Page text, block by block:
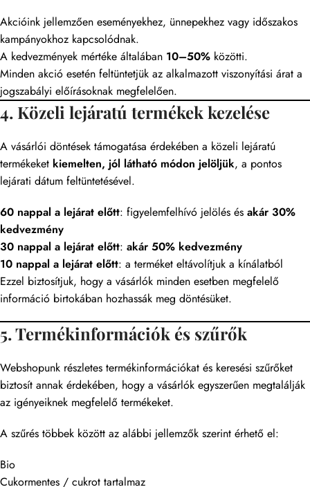
Akcióink jellemzően eseményekhez, ünnepekhez vagy időszakos
kampányokhoz kapcsolódnak.
A kedvezmények mértéke általában 10–50% közötti.
Minden akció esetén feltüntetjük az alkalmazott viszonyítási árat a
jogszabályi előírásoknak megfelelően.
4. Közeli lejáratú termékek kezelése
A vásárlói döntések támogatása érdekében a közeli lejáratú
termékeket kiemelten, jól látható módon jelöljük, a pontos
lejárati dátum feltüntetésével.
60 nappal a lejárat előtt: figyelemfelhívó jelölés és akár 30%
kedvezmény
30 nappal a lejárat előtt: akár 50% kedvezmény
10 nappal a lejárat előtt: a terméket eltávolítjuk a kínálatból
Ezzel biztosítjuk, hogy a vásárlók minden esetben megfelelő
információ birtokában hozhassák meg döntésüket.
5. Termékinformációk és szűrők
Webshopunk részletes termékinformációkat és keresési szűrőket
biztosít annak érdekében, hogy a vásárlók egyszerűen megtalálják
az igényeiknek megfelelő termékeket.
A szűrés többek között az alábbi jellemzők szerint érhető el:
Bio
Cukormentes / cukrot tartalmaz